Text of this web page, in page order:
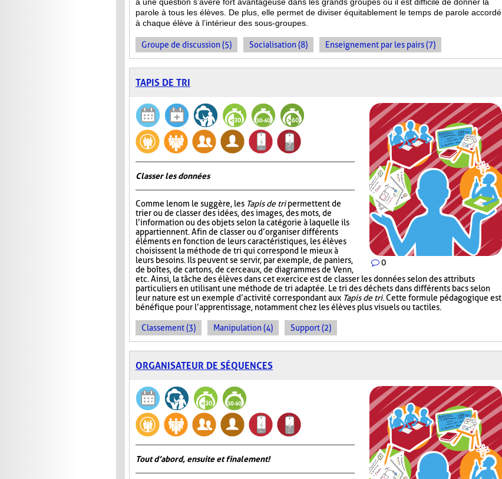
à une question s’avère fort avantageuse dans les grands groupes où il est difficile de donner la
parole à tous les élèves. De plus, elle permet de diviser équitablement le temps de parole accordé
à chaque élève à l’intérieur des sous-groupes.
Groupe de discussion (5) Socialisation (8) Enseignement par les pairs (7)
TAPIS DE TRI
0
Classer les données
Comme le nom le suggère, les Tapis de tripermettent de
trier ou de classer des idées, des images, des mots, de
l’information ou des objets selon la catégorie à laquelle ils
appartiennent. Afin de classer ou d’organiser différents
éléments en fonction de leurs caractéristiques, les élèves
choisissent la méthode de tri qui correspond le mieux à
leurs besoins. Ils peuvent se servir, par exemple, de paniers,
de boîtes, de cartons, de cerceaux, de diagrammes de Venn,
etc. Ainsi, la tâche des élèves dans cet exercice est de classer les données selon des attributs
particuliers en utilisant une méthode de tri adaptée. Le tri des déchets dans différents bacs selon
leur nature est un exemple d’activité correspondant aux Tapis de tri. Cette formule pédagogique est
bénéfique pour l’apprentissage, notamment chez les élèves plus visuels ou tactiles.
Classement (3) Manipulation (4) Support (2)
ORGANISATEUR DE SÉQUENCES
Tout d’abord, ensuite et finalement!